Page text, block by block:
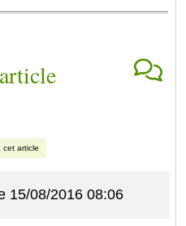
cet article
15/08/2016 08:06